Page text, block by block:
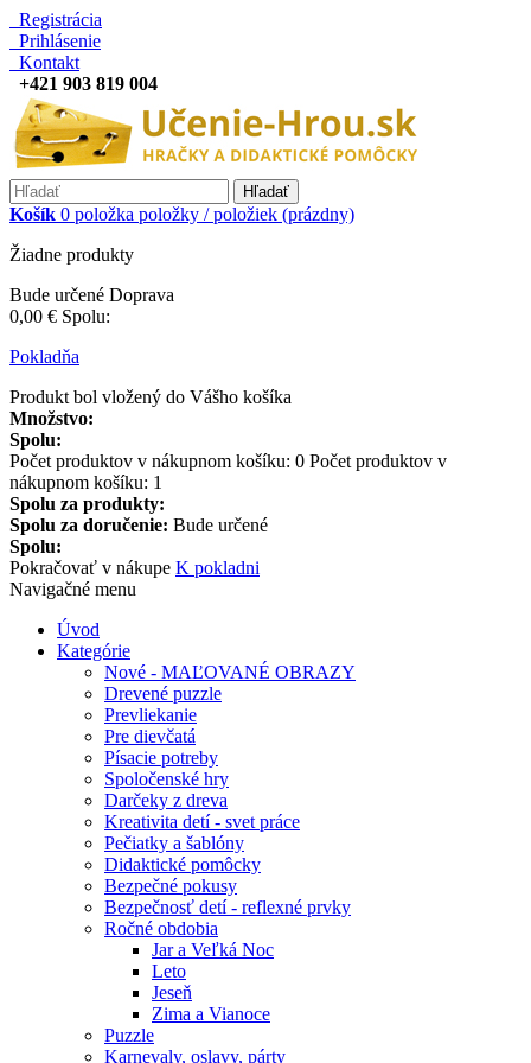
Registrácia
Prihlásenie
Kontakt
+421 903 819 004
Hľadať
Košík 0 položka položky / položiek (prázdny)
Žiadne produkty
Bude určené Doprava
0,00 € Spolu:
Pokladňa
Produkt bol vložený do Vášho košíka
Množstvo:
Spolu:
Počet produktov v nákupnom košíku: 0 Počet produktov v
nákupnom košíku: 1
Spolu za produkty:
Spolu za doručenie: Bude určené
Spolu:
Pokračovať v nákupe K pokladni
Navigačné menu
Úvod
Kategórie
Nové - MAĽOVANÉ OBRAZY
Drevené puzzle
Prevliekanie
Pre dievčatá
Písacie potreby
Spoločenské hry
Darčeky z dreva
Kreativita detí - svet práce
Pečiatky a šablóny
Didaktické pomôcky
Bezpečné pokusy
Bezpečnosť detí - reflexné prvky
Ročné obdobia
Jar a Veľká Noc
Leto
Jeseň
Zima a Vianoce
Puzzle
Karnevaly, oslavy, párty